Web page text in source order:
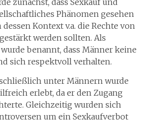
zunächst, dass Sexkauf und
Phänomen gesehen
Kontext v.a. die Rechte von
werden sollten. Als
benannt, dass Männer keine
sich respektvoll verhalten.
unter Männern wurde
erlebt, da er den Zugang
Gleichzeitig wurden sich
um ein Sexkaufverbot